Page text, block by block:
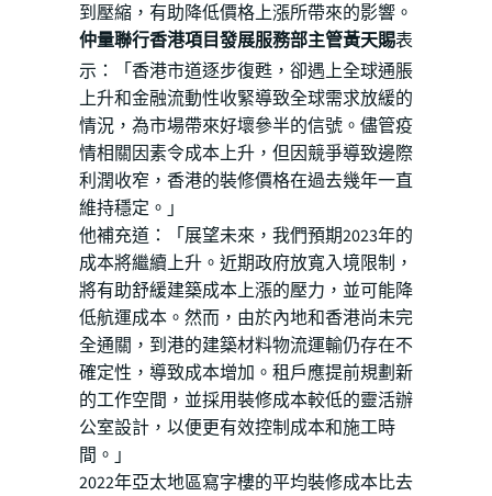
到壓縮，有助降低價格上漲所帶來的影響。
仲量聯行香港項目發展服務部主管黃天賜表
示：「香港市道逐步復甦，卻遇上全球通脹
上升和金融流動性收緊導致全球需求放緩的
情況，為市場帶來好壞參半的信號。儘管疫
情相關因素令成本上升，但因競爭導致邊際
利潤收窄，香港的裝修價格在過去幾年一直
維持穩定。」
他補充道：「展望未來，我們預期2023年的
成本將繼續上升。近期政府放寬入境限制，
將有助舒緩建築成本上漲的壓力，並可能降
低航運成本。然而，由於內地和香港尚未完
全通關，到港的建築材料物流運輸仍存在不
確定性，導致成本增加。租戶應提前規劃新
的工作空間，並採用裝修成本較低的靈活辦
公室設計，以便更有效控制成本和施工時
間。」
2022年亞太地區寫字樓的平均裝修成本比去